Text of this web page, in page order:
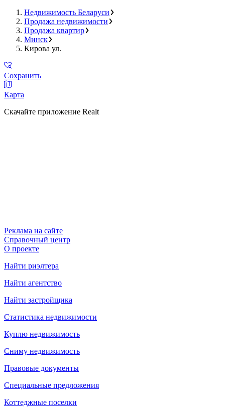
Недвижимость Беларуси
Продажа недвижимости
Продажа квартир
Минск
Кирова ул.
Сохранить
Карта
Скачайте приложение Realt
Реклама на сайте
Справочный центр
О проекте
Найти риэлтера
Найти агентство
Найти застройщика
Статистика недвижимости
Куплю недвижимость
Сниму недвижимость
Правовые документы
Специальные предложения
Коттеджные поселки